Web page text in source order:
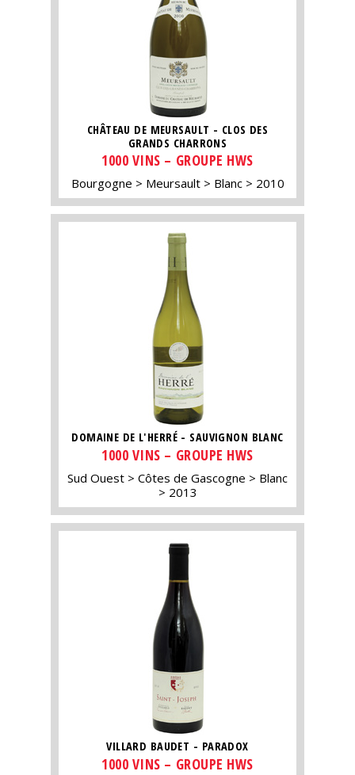
CHÂTEAU DE MEURSAULT - CLOS DES
GRANDS CHARRONS
1000 VINS – GROUPE HWS
Bourgogne Meursault Blanc 2010
DOMAINE DE L'HERRÉ - SAUVIGNON BLANC
1000 VINS – GROUPE HWS
Sud Ouest Côtes de Gascogne
Blanc
2013
VILLARD BAUDET - PARADOX
1000 VINS – GROUPE HWS